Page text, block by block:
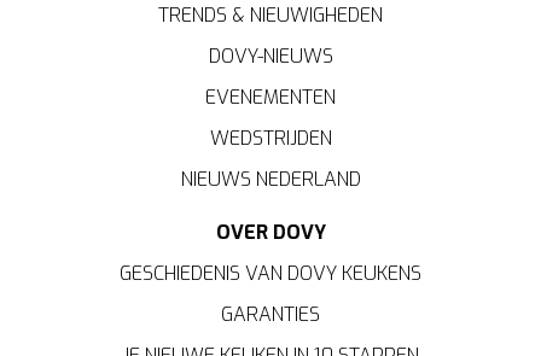
TRENDS & NIEUWIGHEDEN
DOVY-NIEUWS
EVENEMENTEN
WEDSTRIJDEN
NIEUWS NEDERLAND
OVER DOVY
GESCHIEDENIS VAN DOVY KEUKENS
GARANTIES